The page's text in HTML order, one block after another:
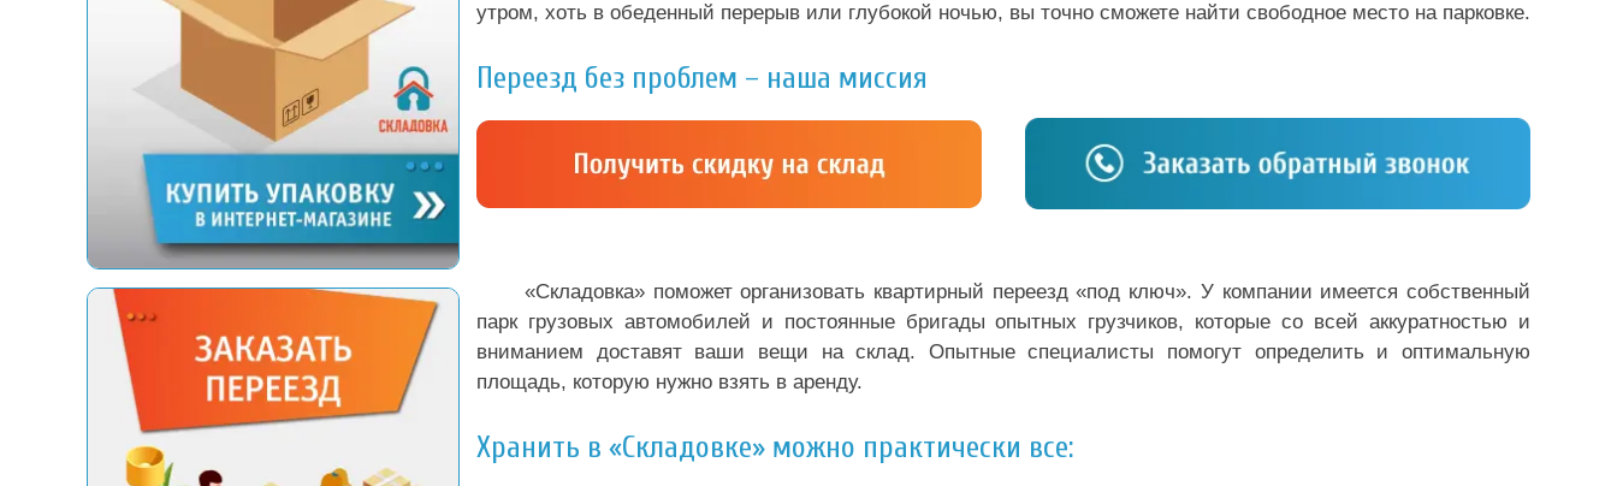
утром, хоть в обеденный перерыв или глубокой ночью, вы точно сможете найти свободное место на парковке.
Переезд без проблем – наша миссия
«Складовка» поможет организовать квартирный переезд «под ключ». У компании имеется собственный
парк грузовых автомобилей и постоянные бригады опытных грузчиков, которые со всей аккуратностью и
вниманием доставят ваши вещи на склад. Опытные специалисты помогут определить и оптимальную
площадь, которую нужно взять в аренду.
Хранить в «Складовке» можно практически все: